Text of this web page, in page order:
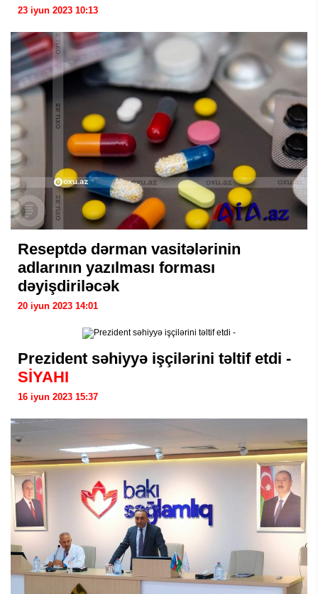
23 iyun 2023 10:13
Reseptdə dərman vasitələrinin
adlarının yazılması forması
dəyişdiriləcək
20 iyun 2023 14:01
Prezident səhiyyə işçilərini təltif etdi -
SİYAHI
16 iyun 2023 15:37